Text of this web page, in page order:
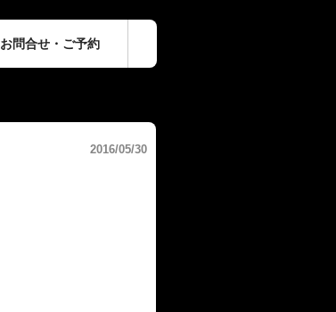
お問合せ・ご予約
2016/05/30